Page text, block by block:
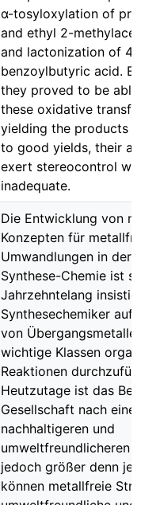
α-tosyloxylation of
and ethyl 2-
and lactonization of 4-
benzoylbutyric acid.
they proved to be
these oxidative
yielding the products
to good yields, their
exert stereocontrol
inadequate.
Die Entwicklung von
Konzepten für
Umwandlungen in der
Synthese-Chemie ist
Jahrzehntelang
Synthesechemiker auf
von
wichtige Klassen
Reaktionen
Heutzutage ist das
Gesellschaft nach einer
nachhaltigeren und
umweltfreundlicheren
jedoch größer denn je.
können metallfreie